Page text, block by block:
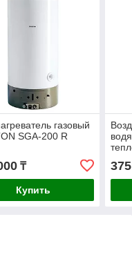
газовый
SGA-200 R
₸
Купить